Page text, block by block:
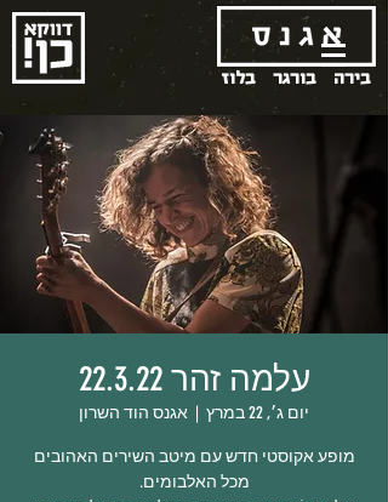
בלוז בורגר בירה
עלמה זהר 22.3.22
יום ג׳, 22 במרץ
  |
אגנס הוד השרון
מופע אקוסטי חדש עם מיטב השירים האהובים